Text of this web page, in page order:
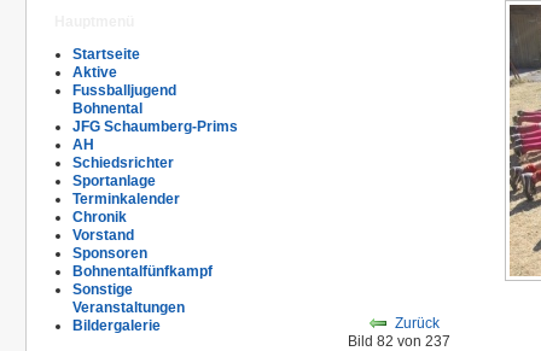
Startseite
Aktive
Fussballjugend
Bohnental
JFG Schaumberg-Prims
AH
Schiedsrichter
Sportanlage
Terminkalender
Chronik
Vorstand
Sponsoren
Bohnentalfünfkampf
Sonstige
Veranstaltungen
Bildergalerie
Zurück
Bild 82 von 237